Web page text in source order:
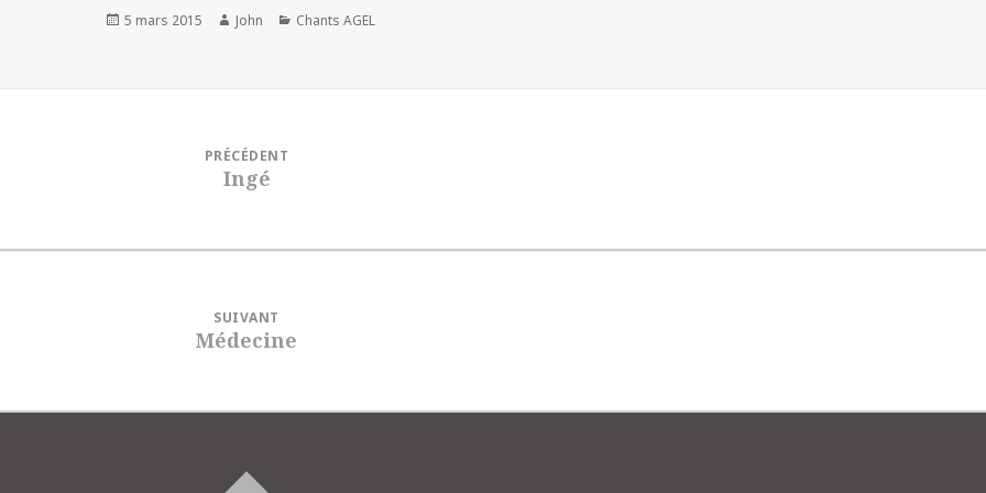
Publié
5 mars 2015 Auteur
John Catégories
Chants AGEL
PRÉCÉDENT
Ingé
SUIVANT
Médecine